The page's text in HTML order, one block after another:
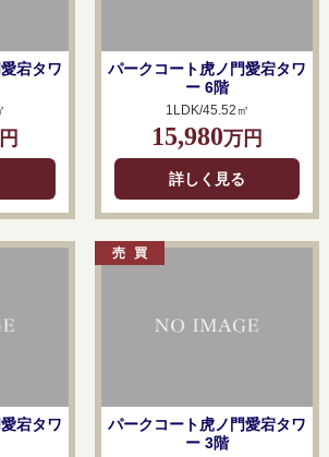
宕タワ
パークコート虎ノ門愛宕タワ
ー 6階
1LDK/45.52㎡
15,980万円
詳しく見る
宕タワ
パークコート虎ノ門愛宕タワ
ー 3階